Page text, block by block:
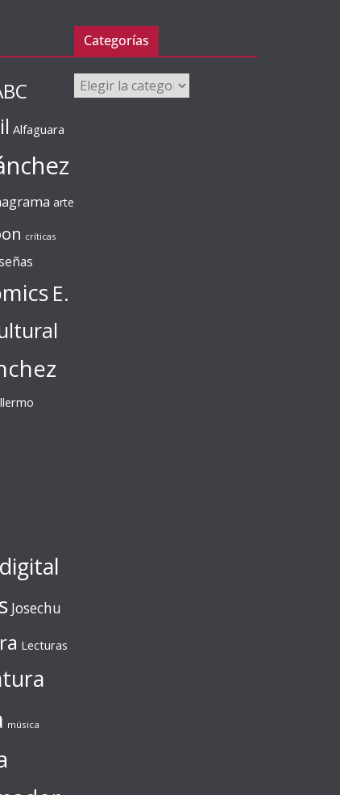
Alfaguara
arte
críticas
E.
Josechu
Lecturas
música
Categorías
Categorías